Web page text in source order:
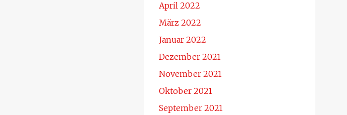
April 2022
März 2022
Januar 2022
Dezember 2021
November 2021
Oktober 2021
September 2021